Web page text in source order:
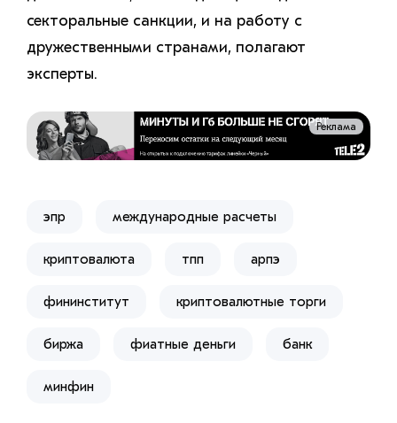
секторальные санкции, и на работу с
дружественными странами, полагают
эксперты.
Реклама
эпр международные расчеты
криптовалюта тпп арпэ
фининститут криптовалютные торги
биржа фиатные деньги банк
минфин